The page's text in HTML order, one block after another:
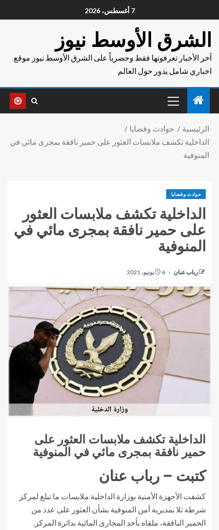
7 أغسطس، 2026
الشرق الأوسط نيوز
آخر الأخبار تعرفونها فقط وحصرياً على الشرق الأوسط نيوز موقع
اخباري شامل يدور حول العالم
الرئيسية
حوادث وقضايا
الداخلية تكشف ملابسات العثور على حمير نافقة بمجرى مائي في
المنوفية
حوادث وقضايا
الداخلية تكشف ملابسات العثور
على حمير نافقة بمجرى مائي في
المنوفية
رباب عنان 6 يونيو، 2021
الداخلية تكشف ملابسات العثور على
حمير نافقة بمجرى مائي في المنوفية
كتبت – رباب عنان
كشفت الأجهزة الأمنية بوزارة الداخلية ملابسات ما تبلغ لمركز
شرطة تلا بمديرية أمن المنوفية بشأن العثور على عدد من
الحمير النافقة، ملقاه بأحد المجارى المائية بدائرة المركز.